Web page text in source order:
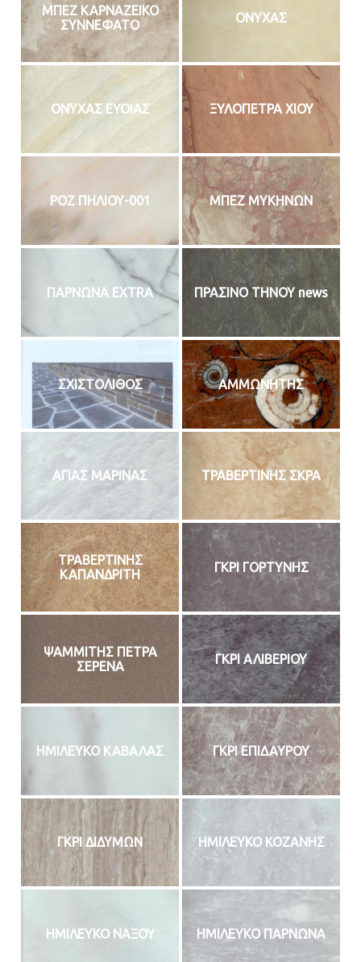
ΜΠΕΖ ΚΑΡΝΑΖΕΙΚΟ
ΣΥΝΝΕΦΑΤΟ
ΟΝΥΧΑΣ
ΟΝΥΧΑΣ ΕΥΟΙΑΣ ΞΥΛΟΠΕΤΡΑ ΧΙΟΥ
ΡΟΖ ΠΗΛΙΟΥ-001 ΜΠΕΖ ΜΥΚΗΝΩΝ
ΠΑΡΝΩΝΑ EXTRA ΠΡΑΣΙΝΟ ΤΗΝΟΥ news
ΣΧΙΣΤΟΛΙΘΟΣ ΑΜΜΩΝΗΤΗΣ
ΑΓΙΑΣ ΜΑΡΙΝΑΣ ΤΡΑΒΕΡΤΙΝΗΣ ΣΚΡΑ
ΤΡΑΒΕΡΤΙΝΗΣ
ΚΑΠΑΝΔΡΙΤΗ
ΓΚΡΙ ΓΟΡΤΥΝΗΣ
ΨΑΜΜΙΤΗΣ ΠΕΤΡΑ
ΣΕΡΕΝΑ
ΓΚΡΙ ΑΛΙΒΕΡΙΟΥ
ΗΜΙΛΕΥΚΟ ΚΑΒΑΛΑΣ ΓΚΡΙ ΕΠΙΔΑΥΡΟΥ
ΓΚΡΙ ΔΙΔΥΜΩΝ ΗΜΙΛΕΥΚΟ ΚΟΖΑΝΗΣ
ΗΜΙΛΕΥΚΟ ΝΑΞΟΥ ΗΜΙΛΕΥΚΟ ΠΑΡΝΩΝΑ